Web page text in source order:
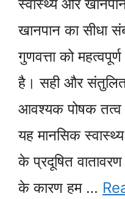
स्वास्थ्य और
खानपान का सीधा
गुणवत्ता को
है। सही और
आवश्यक पोषक तत्व
यह मानसिक
के प्रदूषित
के कारण हम …